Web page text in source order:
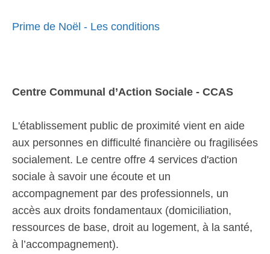
Prime de Noël - Les conditions
Centre Communal d’Action Sociale - CCAS
L'établissement public de proximité vient en aide
aux personnes en difficulté financière ou fragilisées
socialement. Le centre offre 4 services d'action
sociale à savoir une écoute et un
accompagnement par des professionnels, un
accès aux droits fondamentaux (domiciliation,
ressources de base, droit au logement, à la santé,
à l’accompagnement).